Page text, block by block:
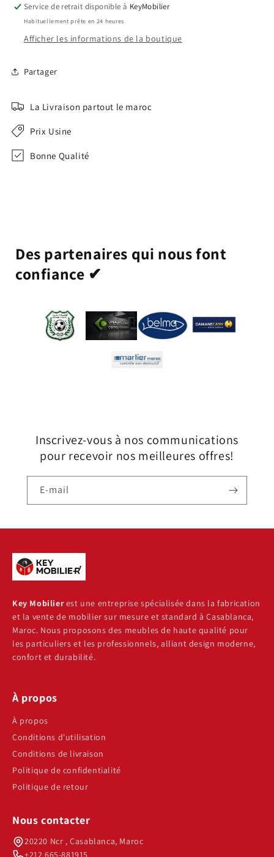
Service de retrait disponible à KeyMobilier
Habituellement prête en 24 heures
Afficher les informations de la boutique
Partager
La Livraison partout le maroc
Prix Usine
Bonne Qualité
Des partenaires qui nous font
confiance ✔
Inscrivez-vous à nos communications
pour recevoir nos meilleures offres!
E-mail
Key Mobilierest une entreprise spécialisée dans la fabrication
et la vente de mobilier sur mesure et standard à Casablanca,
Maroc. Nous proposons des meubles de haute qualité pour
les particuliers et les professionnels, alliant design moderne,
confort et durabilité.
À propos
À propos
Conditions d'utilisation
Conditions de livraison
Politique de confidentialité
Politique de retour
Nous contacter
20220 Ncr , Casablanca, Maroc
+212 665-881915